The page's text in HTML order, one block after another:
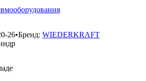
26•Бренд: WIEDERKRAFT